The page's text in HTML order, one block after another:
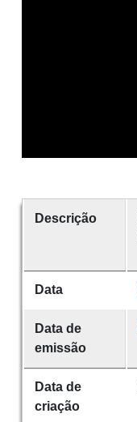
Descrição
Data
Data de
emissão
Data de
criação